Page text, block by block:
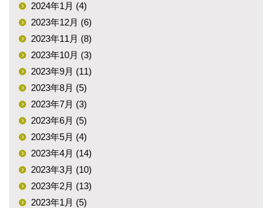
2024年1月 (4)
2023年12月 (6)
2023年11月 (8)
2023年10月 (3)
2023年9月 (11)
2023年8月 (5)
2023年7月 (3)
2023年6月 (5)
2023年5月 (4)
2023年4月 (14)
2023年3月 (10)
2023年2月 (13)
2023年1月 (5)